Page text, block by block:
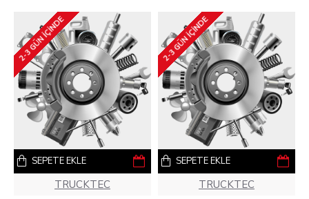
2-3 GÜN IÇINDE
TRUCKTEC
SEPETE EKLE
2-3 GÜN IÇINDE
TRUCKTEC
SEPETE EKLE